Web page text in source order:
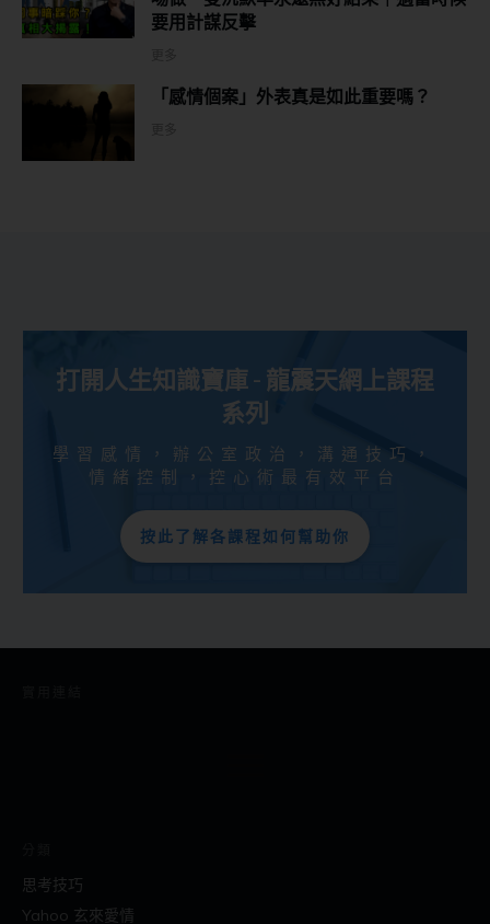
要用計謀反擊
「感情個案」外表真是如此重要嗎？
打開人生知識寶庫 - 龍震天網上課程
系列
學習感情，辦公室政治，溝通技巧，
情緒控制，控心術最有效平台
按此了解各課程如何幫助你
思考技巧
Yahoo 玄來愛情